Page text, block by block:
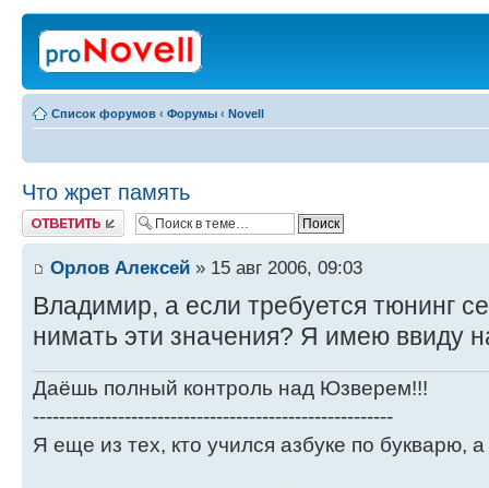
Список форумов ‹ Форумы ‹ Novell
Что жрет память
Ответить
Орлов Алексей » 15 авг 2006, 09:03
Владимир, а если требуется тюнинг
нимать эти значения? Я имею ввиду
Даёшь полный контроль над Юзверем!!!
-------------------------------------------------------
Я еще из тех, кто учился азбуке по букварю,